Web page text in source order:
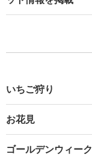
いちご狩り
お花見
ゴールデンウィーク